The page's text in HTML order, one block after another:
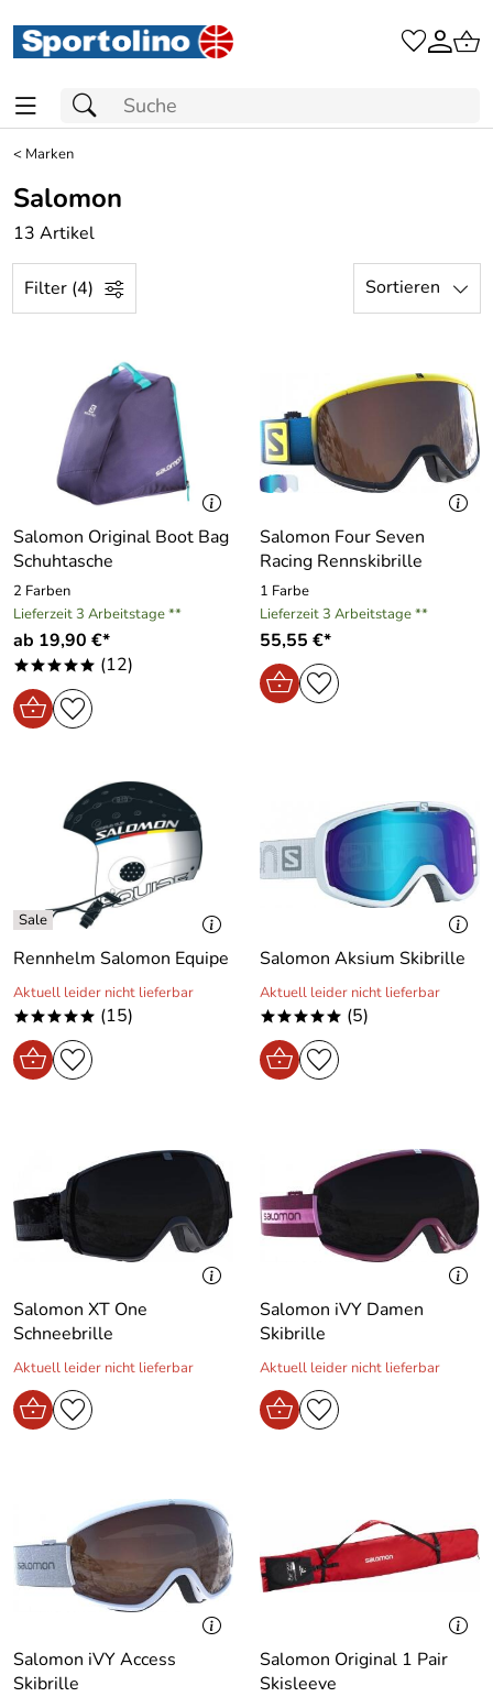
< Marken
Salomon
13 Artikel
Filter (4) Sortieren
Salomon Original Boot Bag
Schuhtasche
2 Farben
Lieferzeit 3 Arbeitstage **
ab 19,90 €*
***** (12)
Salomon Four Seven
Racing Rennskibrille
1 Farbe
Lieferzeit 3 Arbeitstage **
55,55 €*
Rennhelm Salomon Equipe
Aktuell leider nicht lieferbar
***** (15)
Salomon Aksium Skibrille
Aktuell leider nicht lieferbar
***** (5)
Salomon XT One
Schneebrille
Aktuell leider nicht lieferbar
Salomon iVY Damen
Skibrille
Aktuell leider nicht lieferbar
Salomon iVY Access
Skibrille
Salomon Original 1 Pair
Skisleeve